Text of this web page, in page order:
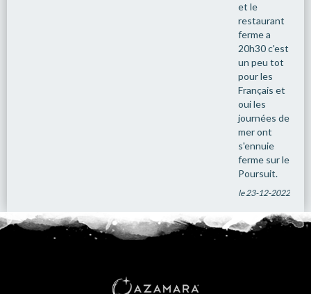
et le
restaurant
ferme a
20h30 c'est
un peu tot
pour les
Français et
oui les
journées de
mer ont
s'ennuie
ferme sur le
Poursuit.
le 23-12-2022